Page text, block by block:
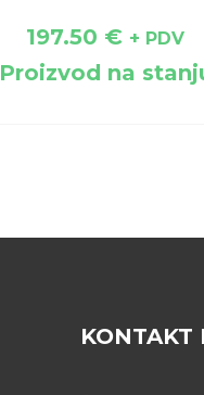
197.50 € + PDV
Proizvod na
KONTAKT